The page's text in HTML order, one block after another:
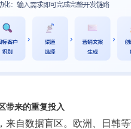
带来的重复投入
来自数据盲区。欧洲、日韩